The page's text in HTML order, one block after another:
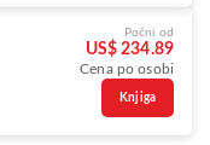
Počni od
US$ 234.89
Cena po osobi
Knjiga